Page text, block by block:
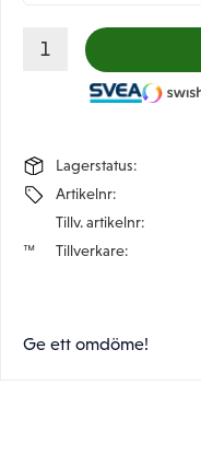
Lagerstatus
Artikelnr
Tillv. artikelnr
Tillverkare
Ge ett omdöme!